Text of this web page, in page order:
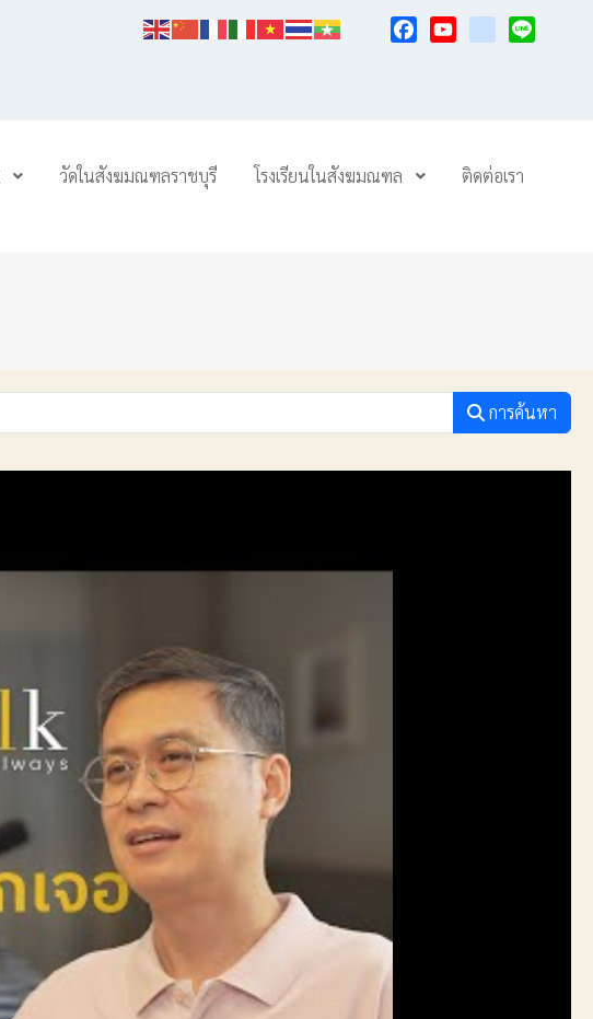
วัดในสังฆมณฑลราชบุรี โรงเรียนในสังฆมณฑล ติดต่อเรา
การค้นหา